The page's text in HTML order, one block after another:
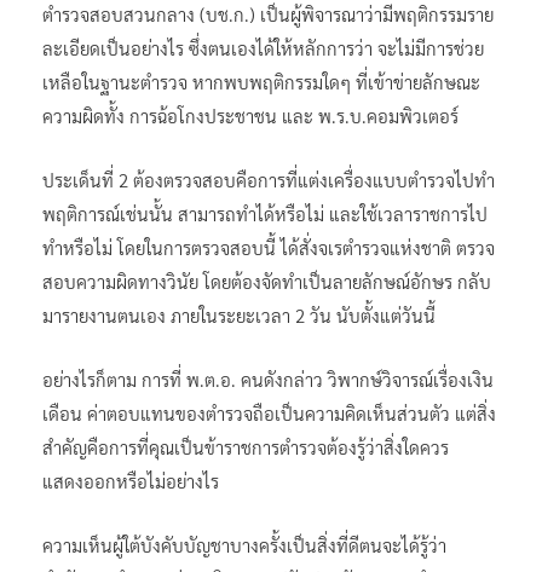
ตำรวจสอบสวนกลาง (บช.ก.) เป็นผู้พิจารณาว่ามีพฤติกรรมราย
ละเอียดเป็นอย่างไร ซึ่งตนเองได้ให้หลักการว่า จะไม่มีการช่วย
เหลือในฐานะตำรวจ หากพบพฤติกรรมใดๆ ที่เข้าข่ายลักษณะ
ความผิดทั้ง การฉ้อโกงประชาชน และ พ.ร.บ.คอมพิวเตอร์
ประเด็นที่ 2 ต้องตรวจสอบคือการที่แต่งเครื่องแบบตำรวจไปทำ
พฤติการณ์เช่นนั้น สามารถทำได้หรือไม่ และใช้เวลาราชการไป
ทำหรือไม่ โดยในการตรวจสอบนี้ ได้สั่งจเรตำรวจแห่งชาติ ตรวจ
สอบความผิดทางวินัย โดยต้องจัดทำเป็นลายลักษณ์อักษร กลับ
มารายงานตนเอง ภายในระยะเวลา 2 วัน นับตั้งแต่วันนี้
อย่างไรก็ตาม การที่ พ.ต.อ. คนดังกล่าว วิพากษ์วิจารณ์เรื่องเงิน
เดือน ค่าตอบแทนของตำรวจถือเป็นความคิดเห็นส่วนตัว แต่สิ่ง
สำคัญคือการที่คุณเป็นข้าราชการตำรวจต้องรู้ว่าสิ่งใดควร
แสดงออกหรือไม่อย่างไร
ความเห็นผู้ใต้บังคับบัญชาบางครั้งเป็นสิ่งที่ดีตนจะได้รู้ว่า